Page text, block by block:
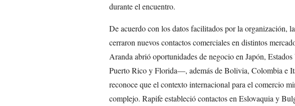
durante el encuentro.
De acuerdo con los datos facilitados por la organización,
cerraron nuevos contactos comerciales en distintos
Aranda abrió oportunidades de negocio en Japón,
Puerto Rico y Florida—, además de Bolivia, Colombia e
reconoce que el contexto internacional para el comercio
complejo. Rapife estableció contactos en Eslovaquia y